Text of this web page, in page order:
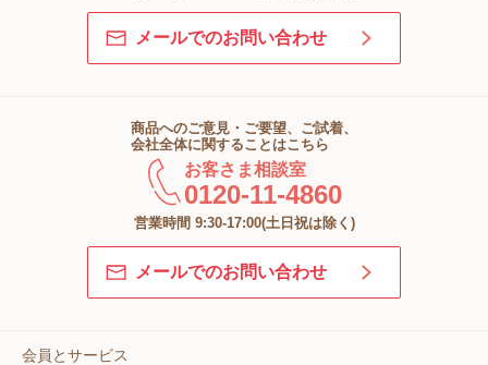
メールでのお問い合わせ
商品へのご意見・ご要望、ご試着、
会社全体に関することはこちら
お客さま相談室
0120-11-4860
営業時間 9:30-17:00(土日祝は除く)
メールでのお問い合わせ
会員とサービス